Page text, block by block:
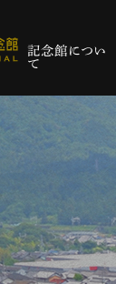
記念館につい
て